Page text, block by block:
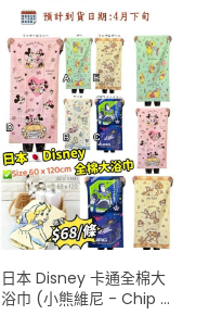
日本 Disney 卡通全棉大
浴巾 (小熊維尼 - Chip &